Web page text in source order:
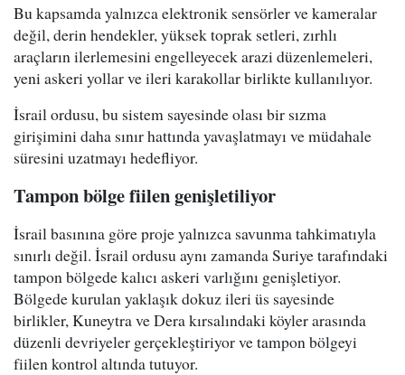
Bu kapsamda yalnızca elektronik sensörler ve kameralar
değil, derin hendekler, yüksek toprak setleri, zırhlı
araçların ilerlemesini engelleyecek arazi düzenlemeleri,
yeni askeri yollar ve ileri karakollar birlikte kullanılıyor.
İsrail ordusu, bu sistem sayesinde olası bir sızma
girişimini daha sınır hattında yavaşlatmayı ve müdahale
süresini uzatmayı hedefliyor.
Tampon bölge fiilen genişletiliyor
İsrail basınına göre proje yalnızca savunma tahkimatıyla
sınırlı değil. İsrail ordusu aynı zamanda Suriye tarafındaki
tampon bölgede kalıcı askeri varlığını genişletiyor.
Bölgede kurulan yaklaşık dokuz ileri üs sayesinde
birlikler, Kuneytra ve Dera kırsalındaki köyler arasında
düzenli devriyeler gerçekleştiriyor ve tampon bölgeyi
fiilen kontrol altında tutuyor.